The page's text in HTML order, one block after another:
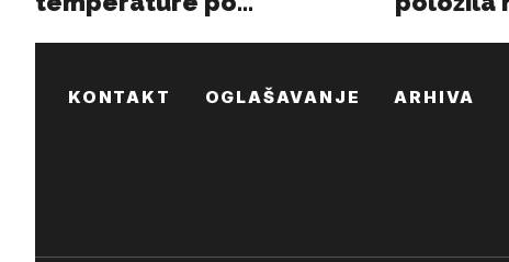
KONTAKT OGLAŠAVANJE ARHIVA